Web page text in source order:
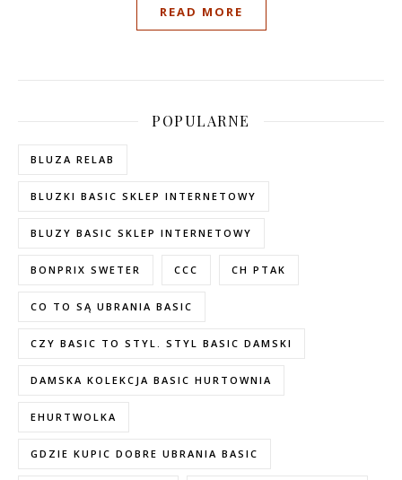
READ MORE
POPULARNE
BLUZA RELAB
BLUZKI BASIC SKLEP INTERNETOWY
BLUZY BASIC SKLEP INTERNETOWY
BONPRIX SWETER CCC CH PTAK
CO TO SĄ UBRANIA BASIC
CZY BASIC TO STYL. STYL BASIC DAMSKI
DAMSKA KOLEKCJA BASIC HURTOWNIA
EHURTWOLKA
GDZIE KUPIC DOBRE UBRANIA BASIC